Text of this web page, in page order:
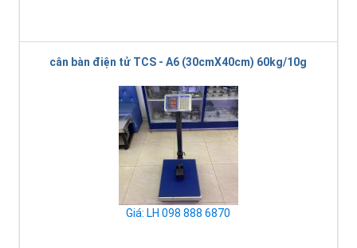
cân bàn điện tử TCS - A6 (30cmX40cm) 60kg/10g
Giá: LH 098 888 6870